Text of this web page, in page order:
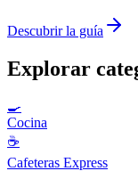
Descubrir la guía
Explorar
🍳
Cocina
☕
Cafeteras Express